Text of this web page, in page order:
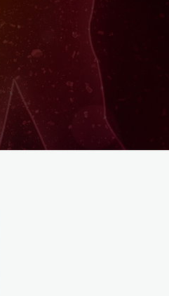
e Tomadas de Posição
Portuguesa de Pneumologia
Domiciliários